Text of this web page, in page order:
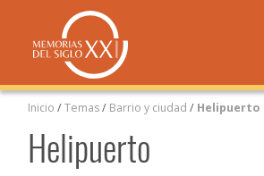
Inicio /Temas/ Barrio y ciudad / Helipuerto
Helipuerto